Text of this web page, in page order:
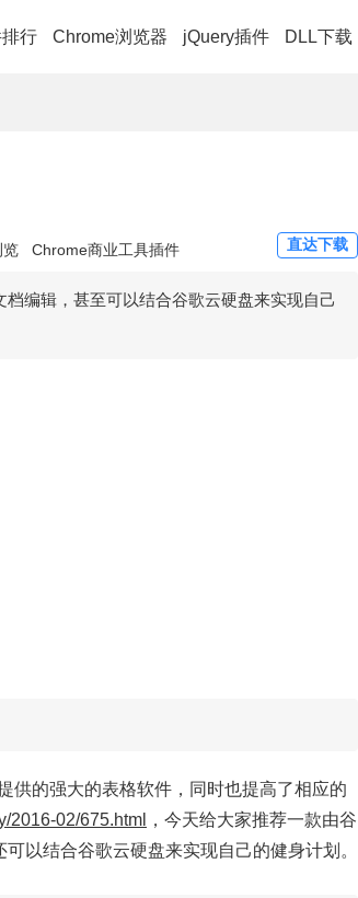
行 Chrome浏览器 jQuery插件 DLL下载
览 Chrome商业工具插件 直达下载
编辑，甚至可以结合谷歌云硬盘来实现自己
供的强大的表格软件，同时也提高了相应的
2016-02/675.html
，今天给大家推荐一款由谷
可以结合谷歌云硬盘来实现自己的健身计划。